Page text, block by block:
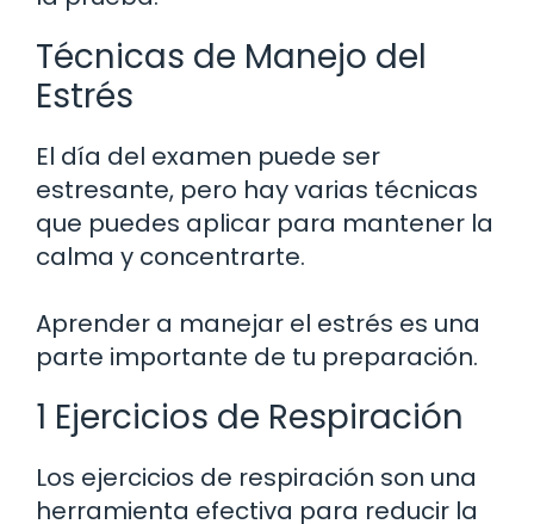
Técnicas de Manejo del
Estrés
El día del examen puede ser
estresante, pero hay varias técnicas
que puedes aplicar para mantener la
calma y concentrarte.
Aprender a manejar el estrés es una
parte importante de tu preparación.
1 Ejercicios de Respiración
Los ejercicios de respiración son una
herramienta efectiva para reducir la